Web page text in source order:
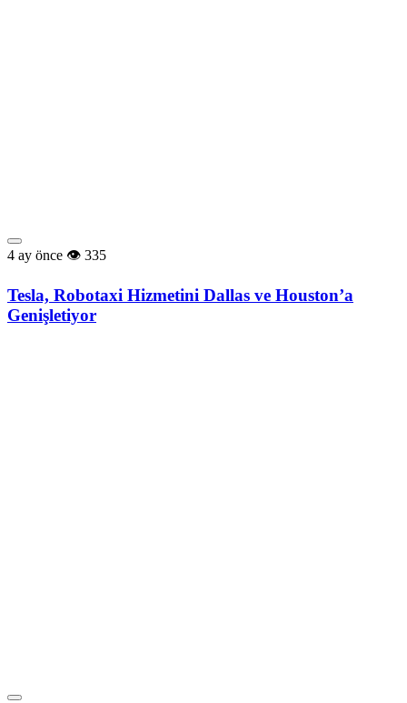
4 ay önce 335
Tesla, Robotaxi Hizmetini Dallas ve Houston’a
Genişletiyor